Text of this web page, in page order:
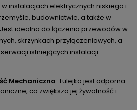
instalacjach elektrycznych niskiego i
budownictwie, a także w
idealna do łączenia przewodów w
skrzynkach przyłączeniowych, a
istniejących instalacji.
Mechaniczna: Tulejka jest odporna
co zwiększa jej żywotność i